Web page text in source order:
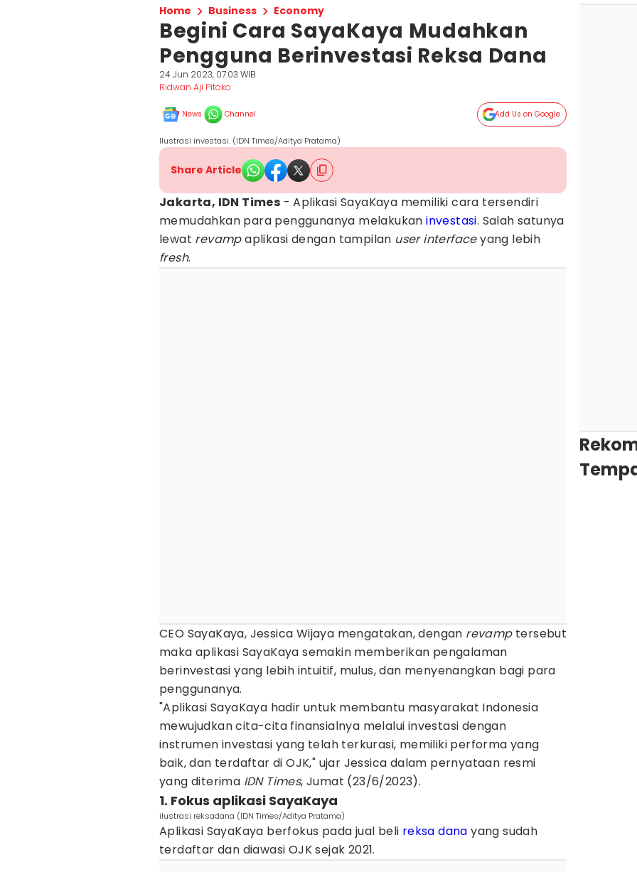
Home Business Economy
Begini Cara SayaKaya Mudahkan
Pengguna Berinvestasi Reksa Dana
24 Jun 2023, 07:03 WIB
Ridwan Aji Pitoko
News Channel Add Us on Google
Ilustrasi investasi. (IDN Times/Aditya Pratama)
Share Article
Jakarta, IDN Times - Aplikasi SayaKaya memiliki cara tersendiri
memudahkan para penggunanya melakukaninvestasi. Salah satunya
lewat revampaplikasi dengan tampilan user interfaceyang lebih
fresh.
CEO SayaKaya, Jessica Wijaya mengatakan, dengan revamptersebut
maka aplikasi SayaKaya semakin memberikan pengalaman
berinvestasi yang lebih intuitif, mulus, dan menyenangkan bagi para
penggunanya.
"Aplikasi SayaKaya hadir untuk membantu masyarakat Indonesia
mewujudkan cita-cita finansialnya melalui investasi dengan
instrumen investasi yang telah terkurasi, memiliki performa yang
baik, dan terdaftar di OJK," ujar Jessica dalam pernyataan resmi
yang diterima IDN Times, Jumat (23/6/2023).
1. Fokus aplikasi SayaKaya
ilustrasi reksadana (IDN Times/Aditya Pratama)
Aplikasi SayaKaya berfokus pada jual beli reksa dana yang sudah
terdaftar dan diawasi OJK sejak 2021.